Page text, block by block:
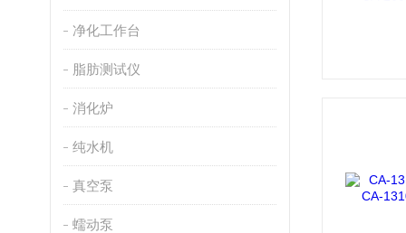
净化工作台
脂肪测试仪
消化炉
纯水机
真空泵
蠕动泵